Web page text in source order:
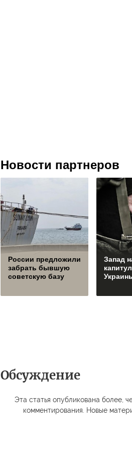
Новости партнеров
России предложили
забрать бывшую
советскую базу
Запад
Обсуждение
Эта статья опубликована более,
комментирования. Новые